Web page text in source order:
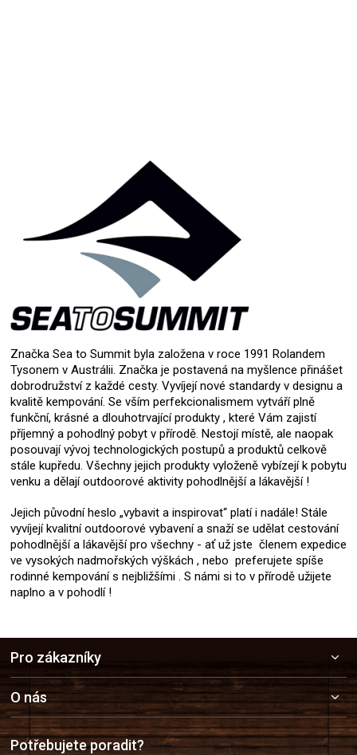
Značka Sea to Summit byla založena v roce 1991 Rolandem
Tysonem v Austrálii. Značka je postavená na myšlence přinášet
dobrodružství z každé cesty. Vyvíjejí nové standardy v designu a
kvalitě kempování. Se vším perfekcionalismem vytváří plně
funkční, krásné a dlouhotrvající produkty , které Vám zajistí
příjemný a pohodlný pobyt v přírodě. Nestojí místě, ale naopak
posouvají vývoj technologických postupů a produktů celkově
stále kupředu. Všechny jejich produkty vyloženě vybízejí k pobytu
venku a dělají outdoorové aktivity pohodlnější a lákavější !
Jejich původní heslo „vybavit a inspirovat“ platí i nadále! Stále
vyvíjejí kvalitní outdoorové vybavení a snaží se udělat cestování
pohodlnější a lákavější pro všechny - ať už jste členem expedice
ve vysokých nadmořských výškách , nebo preferujete spíše
rodinné kempování s nejbližšími . S námi si to v přírodě užijete
naplno a v pohodlí !
a
t
í
Pro zákazníky
O nás
Potřebujete poradit?